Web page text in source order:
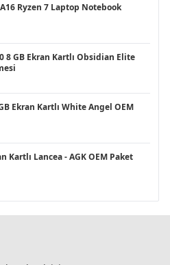
Ryzen 7 Laptop Notebook
8 GB Ekran Kartlı Obsidian Elite
Ekran Kartlı White Angel OEM
Kartlı Lancea - AGK OEM Paket